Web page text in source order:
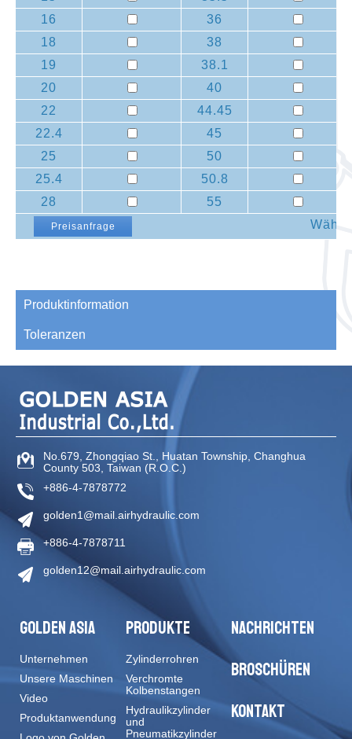
16
36
18
38
19
38.1
20
40
22
44.45
22.4
45
25
50
25.4
50.8
28
55
Preisanfrage
Produktinformation
Toleranzen
No.679, Zhongqiao St Huatan Township Changhua
County 503 Taiwan (R.O.C.)
+886-4-7878772
golden1@mail.airhydraulic.com
+886-4-7878711
golden12@mail.airhydraulic.com
GOLDEN ASIA
Unternehmen
Unsere Maschinen
Video
Produktanwendung
PRODUKTE
Zylinderrohren
Verchromte
Kolbenstangen
Hydraulikzylinder
und
Pneumatikzylinder
NACHRICHTEN
BROSCHÜREN
KONTAKT